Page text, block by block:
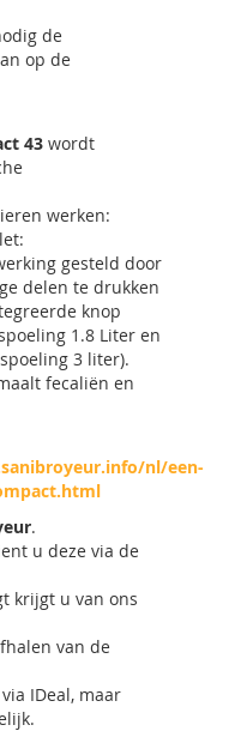
de
op de
43 wordt
werken:
gesteld door
delen te drukken
knop
1.8 Liter en
3 liter).
fecaliën en
nl/een-
.
u deze via de
krijgt u van ons
van de
IDeal, maar